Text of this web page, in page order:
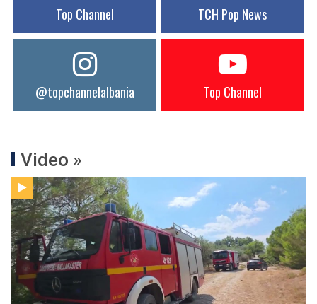
Top Channel TCH Pop News
@topchannelalbania Top Channel
Video »